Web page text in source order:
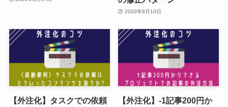
2020年8月10日
【外注化】タスクでの依頼
【外注化】-1記事200円か